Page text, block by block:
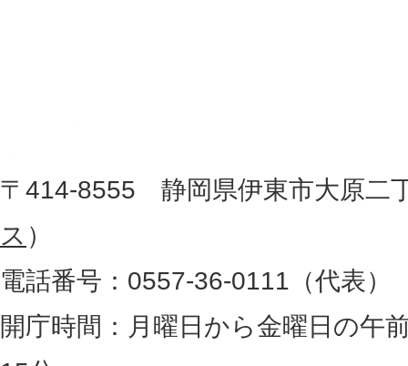
地
図
。
静
岡
所
〒414-8555 静岡県伊東市大原二
ス ）
電話番号：0557-36-0111（代表）
開庁時間：月曜日から金曜日の午